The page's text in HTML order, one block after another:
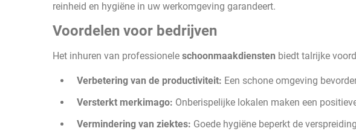
reinheid en hygiëne in uw werkomgeving garandeert.
Voordelen voor bedrijven
Het inhuren van professionele schoonmaakdiensten biedt talrijke
Verbetering van de productiviteit: Een schone omgeving
Versterkt merkimago: Onberispelijke lokalen maken een
Vermindering van ziektes: Goede hygiëne beperkt de